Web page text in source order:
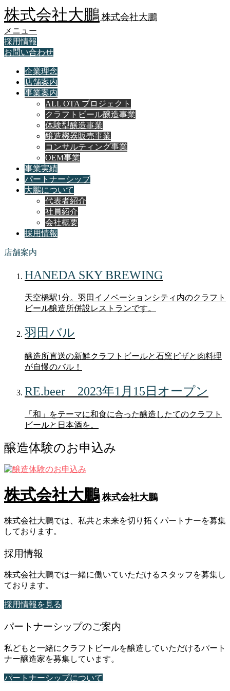
株式会社大鵬 株式会社大鵬
メニュー
採用情報
お問い合わせ
企業理念
店舗案内
事業案内
ALL OTA プロジェクト
クラフトビール醸造事業
体験型醸造事業
醸造機器販売事業
コンサルティング事業
OEM事業
事業実績
パートナーシップ
大鵬について
代表者紹介
社員紹介
会社概要
採用情報
店舗案内
HANEDA SKY BREWING
天空橋駅1分。羽田イノベーションシティ内のクラフト
ビール醸造所併設レストランです。
羽田バル
醸造所直送の新鮮クラフトビールと石窯ピザと肉料理
が自慢のバル！
RE.beer 2023年1月15日オープン
「和」をテーマに和食に合った醸造したてのクラフト
ビールと日本酒を。
醸造体験のお申込み
株式会社大鵬 株式会社大鵬
株式会社大鵬では、私共と未来を切り拓くパートナーを募集
しております。
採用情報
株式会社大鵬では一緒に働いていただけるスタッフを募集し
ております。
採用情報を見る
パートナーシップのご案内
私どもと一緒にクラフトビールを醸造していただけるパート
ナー醸造家を募集しています。
パートナーシップについて